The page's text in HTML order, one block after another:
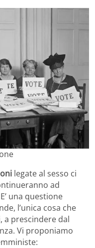
legate al sesso ci
ad
una questione
l’unica cosa che
prescindere dal
Vi proponiamo